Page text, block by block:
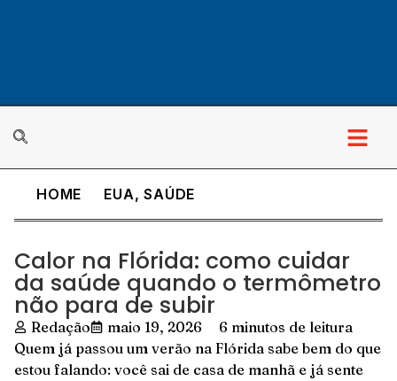
HOME EUA,SAÚDE
Calor na Flórida: como cuidar
da saúde quando o termômetro
não para de subir
Redação maio 19, 2026
6 minutos de leitura
Quem já passou um verão na Flórida sabe bem do que
estou falando: você sai de casa de manhã e já sente